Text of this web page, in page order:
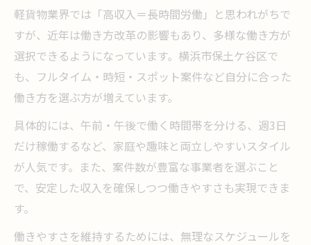
軽貨物業界では「高収入＝長時間労働」と思われがちで
すが、近年は働き方改革の影響もあり、多様な働き方が
選択できるようになっています。横浜市保土ケ谷区で
も、フルタイム・時短・スポット案件など自分に合った
働き方を選ぶ方が増えています。
具体的には、午前・午後で働く時間帯を分ける、週3日
だけ稼働するなど、家庭や趣味と両立しやすいスタイル
が人気です。また、案件数が豊富な事業者を選ぶこと
で、安定した収入を確保しつつ働きやすさも実現できま
す。
働きやすさを維持するためには、無理なスケジュールを